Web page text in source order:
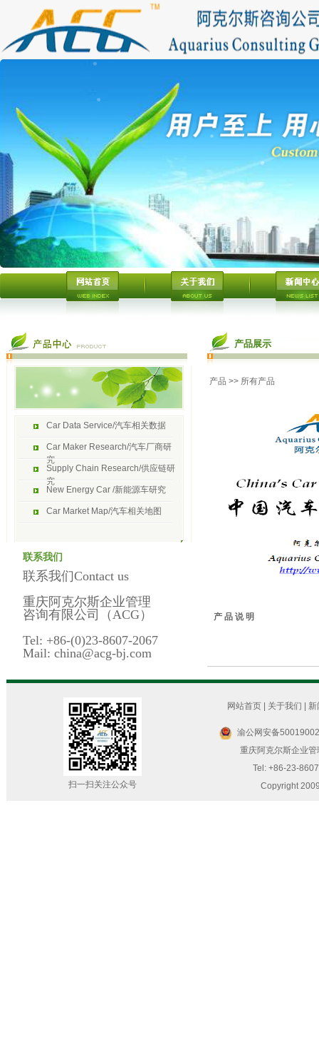
Car Data Service/汽车相关数据
Car Maker Research/汽车厂商研
究
Supply Chain Research/供应链研
究
New Energy Car /新能源车研究
Car Market Map/汽车相关地图
联系我们
联系我们Contact us
重庆阿克尔斯企业管理
咨询有限公司（ACG）
Tel: +86-(0)23-8607-2067
Mail: china@acg-bj.com
产品展示
产品 >> 所有产品
产 品 说 明
扫一扫关注公众号
网站首页 关于我们 新
渝公网安备
重庆阿克尔斯企业
Tel: +86-23-
Copyright